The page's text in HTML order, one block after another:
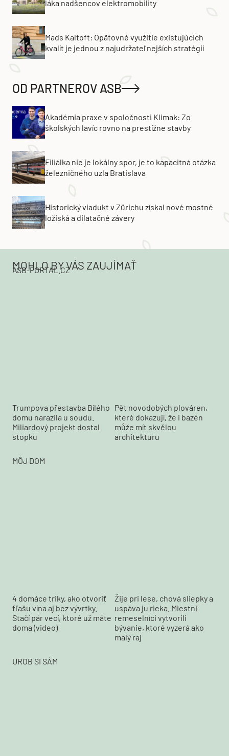
V Kanade vzniká net-zero obytná zóna, ktorá
Mads Kaltoft: Opätovné využitie existujúcich
Akadémia praxe v spoločnosti Klimak: Zo
Filiálka nie je lokálny spor, je to kapacitná otázka
Historický viadukt v Zürichu získal nové mostné
Trumpova přestavba Bílého
domu narazila u soudu.
Miliardový projekt dostal
Pět novodobých plováren,
které dokazují, že i bazén
může mít skvělou
4 domáce triky, ako otvoriť
fľašu vína aj bez vývrtky.
Stačí pár vecí, ktoré už máte
Žije pri lese, chová sliepky a
uspáva ju rieka. Miestni
remeselníci vytvorili
bývanie, ktoré vyzerá ako